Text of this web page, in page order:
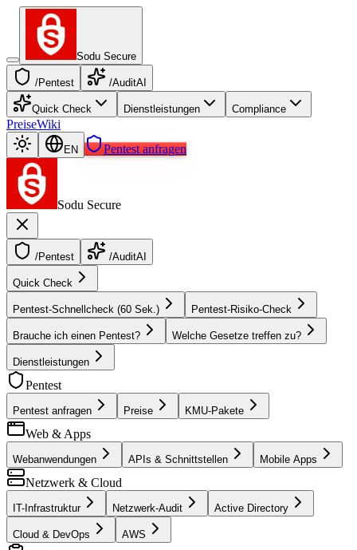
Sodu Secure
/Pentest /AuditAI
Quick Check Dienstleistungen Compliance
PreiseWiki
EN Pentest anfragen
Sodu Secure
/Pentest /AuditAI
Quick Check
Pentest-Schnellcheck (60 Sek.) Pentest-Risiko-Check
Brauche ich einen Pentest? Welche Gesetze treffen zu?
Dienstleistungen
Pentest
Pentest anfragen Preise KMU-Pakete
Web & Apps
Webanwendungen APIs & Schnittstellen Mobile Apps
Netzwerk & Cloud
IT-Infrastruktur Netzwerk-Audit Active Directory
Cloud & DevOps AWS